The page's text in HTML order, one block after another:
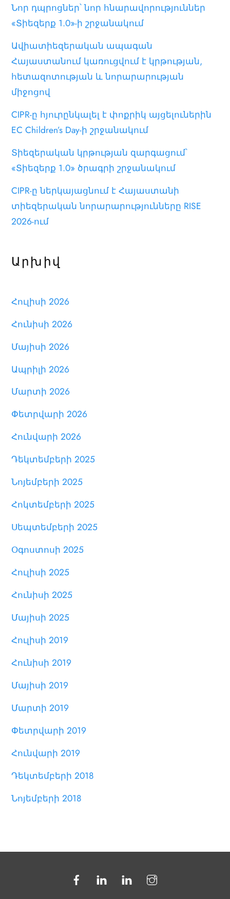
Նոր դպրոցներ՝ նոր հնարավորություններ
«Տիեզերք 1.0»-ի շրջանակում
Ավիատիեզերական ապագան
Հայաստանում կառուցվում է կրթության,
հետազոտության և նորարարության
միջոցով
CIPR-ը հյուրընկալել է փոքրիկ այցելուներին
EC Children’s Day-ի շրջանակում
Տիեզերական կրթության զարգացում՝
«Տիեզերք 1.0» ծրագրի շրջանակում
CIPR-ը ներկայացնում է Հայաստանի
տիեզերական նորարարությունները RISE
2026-ում
Արխիվ
Հուլիսի 2026
Հունիսի 2026
Մայիսի 2026
Ապրիլի 2026
Մարտի 2026
Փետրվարի 2026
Հունվարի 2026
Դեկտեմբերի 2025
Նոյեմբերի 2025
Հոկտեմբերի 2025
Սեպտեմբերի 2025
Օգոստոսի 2025
Հուլիսի 2025
Հունիսի 2025
Մայիսի 2025
Հուլիսի 2019
Հունիսի 2019
Մայիսի 2019
Մարտի 2019
Փետրվարի 2019
Հունվարի 2019
Դեկտեմբերի 2018
Նոյեմբերի 2018